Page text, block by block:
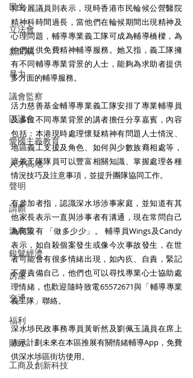
民生
立法會
新聞稿
暴力
議會監察
區議會
愛國主義教育
人才高地
聲明
請願
漁農業
銀髮經濟
房屋
交通
福利
財經
工商及創新科技
郭玲麗議員則表示，現時香港市民輪候公營醫院
精神科時間過長，當他們在輪候期間出現精神及
心理問題，輔導專業義工隊可成為輔導橋樑，為
他們提供免費精神輔導服務。她又指，義工隊擁
有不同輔導專業背景的人士，能夠為求助者提供
多方面的輔導服務。
活力慈善基金輔導專業義工隊安排了專業輔導員
及多位不同專業背景的講者擔任分享嘉賓，內容
包括：本港現時處理懷疑精神有問題人士情況、
地區義工支援及角色、如何與少數族裔相處等，
讓義工隊隊員可以豐富相關知識、掌握處理各種
情況技巧及注意事項，並提升團隊協同工作。
有參加者指，認識深水埗涉事家庭，並知道有其
他家長表示一直與涉事者有溝通，現在常問自己
為何沒有 「做多少少」。 輔導員Wings及Candy
表示，如自殺個案發生或像今次事故發生，在世
者可能會有很多情緒出現，如內疚、自責，緊記
不要責備自己，他們也可以尋找專業心士協助處
理情緒，也歡迎隨時致電65572671與「輔導專業
義工隊」聯絡。
深水埗民政事務專員黃昕然及劉佩玉議員在席上
表示計劃未來在本區推展有關情緒輔導App，免費
供深水埗區街坊使用。